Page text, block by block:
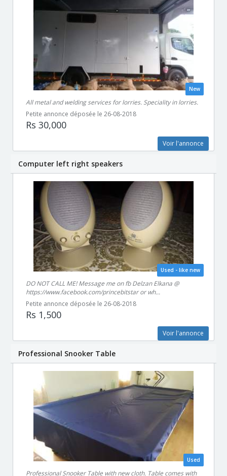
New
All metal and welding services for lorries. Speciality in lorries.
Petite annonce déposée le 26-08-2018
Rs 30,000
Voir l'annonce
Computer left right speakers
Used - like new
DO NOT CALL ME! Message me on fb Delzan Elkana @
https://www.facebook.com/princebitstar or wh...
Petite annonce déposée le 26-08-2018
Rs 1,500
Voir l'annonce
Professional Snooker Table
Used
Professional Snooker Table with new cloth. Table comes with